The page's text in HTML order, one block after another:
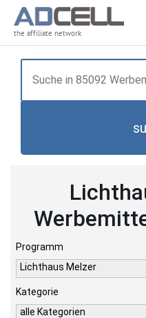
the affiliate network
Programm
Lichthaus Melzer
Kategorie
alle Kategorien